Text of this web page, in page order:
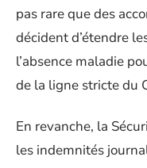
pas rare que des
décident d’étendre
l’absence maladie
de la ligne stricte du
En revanche, la
les indemnités